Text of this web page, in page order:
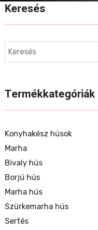
Keresés
Termékkategóriák
Konyhakész húsok
Marha
Bivaly hús
Borjú hús
Marha hús
Szürkemarha hús
Sertés